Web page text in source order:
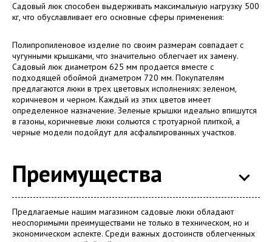
Садовый люк способен выдерживать максимальную нагрузку 500
кг, что обуславливает его основные сферы применения:
Полипропиленовое изделие по своим размерам совпадает с
чугунными крышками, что значительно облегчает их замену.
Садовый люк диаметром 625 мм продается вместе с
подходящей обоймой диаметром 720 мм. Покупателям
предлагаются люки в трех цветовых исполнениях: зеленом,
коричневом и черном. Каждый из этих цветов имеет
определенное назначение. Зеленые крышки идеально впишутся
в газоны, коричневые люки сольются с тротуарной плиткой, а
черные модели подойдут для асфальтированных участков.
Преимущества
Предлагаемые нашим магазином садовые люки обладают
неоспоримыми преимуществами не только в техническом, но и
экономическом аспекте. Среди важных достоинств облегченных